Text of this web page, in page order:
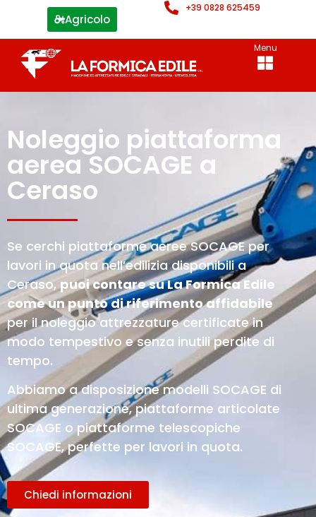
Agricolo
+39 0828 625459
Menu
Noleggio piattaforma
aerea SOCAGE a
Ceraso
Se cerchi piattaforme aeree SOCAGE per
lavori in quota nell’edilizia disponibili a
Ceraso,puoi contare su La Formica Edile
come un punto di riferimento affidabile
per il noleggio attrezzature certificate in
modo tempestivo e senza inutili perdite di
tempo.
Abbiamo a disposizione modelli SOCAGE di
ultima generazione, piattaforme articolate
SOCAGE o piattaforme telescopiche
SOCAGE, perfette per lavori in quota.
Chiedi informazioni